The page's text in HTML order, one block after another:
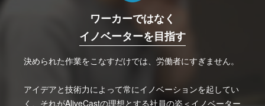
ワーカーではなく
イノベーターを目指す
決められた作業をこなすだけでは、労働者にすぎません。
アイデアと技術力によって常にイノベーションを起してい
く、それがAliveCastの理想とする社員の姿＜イノベーター